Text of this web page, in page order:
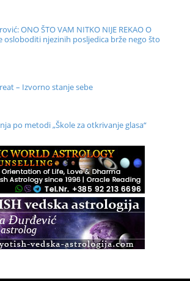
ONO ŠTO VAM NITKO NIJE REKAO O
osloboditi njezinih posljedica brže nego što
– Izvorno stanje sebe
po metodi „Škole za otkrivanje glasa“
iz drugih dimenzija Online – otvoreno za
tečaj, Zagreb i Online
otpusti stres